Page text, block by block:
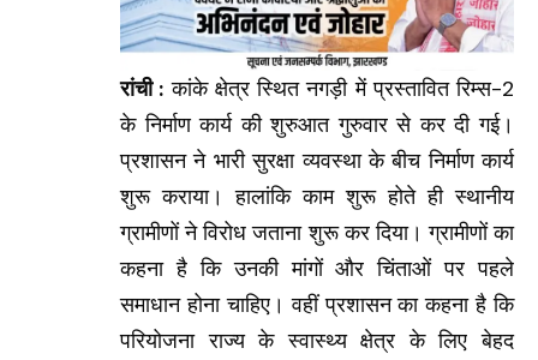
रांची : कांके क्षेत्र स्थित नगड़ी में प्रस्तावित रिम्स-2
के निर्माण कार्य की शुरुआत गुरुवार से कर दी गई।
प्रशासन ने भारी सुरक्षा व्यवस्था के बीच निर्माण कार्य
शुरू कराया। हालांकि काम शुरू होते ही स्थानीय
ग्रामीणों ने विरोध जताना शुरू कर दिया। ग्रामीणों का
कहना है कि उनकी मांगों और चिंताओं पर पहले
समाधान होना चाहिए। वहीं प्रशासन का कहना है कि
परियोजना राज्य के स्वास्थ्य क्षेत्र के लिए बेहद